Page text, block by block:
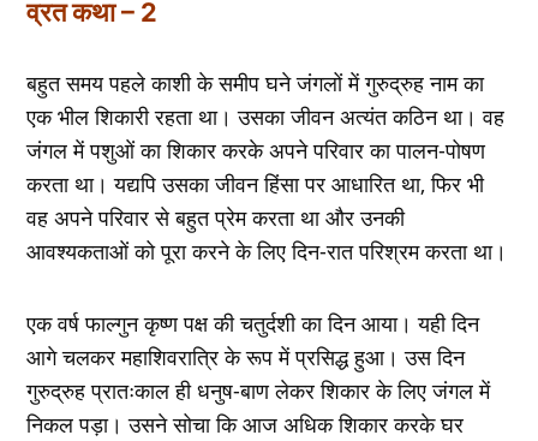
व्रत कथा – 2
बहुत समय पहले काशी के समीप घने जंगलों में गुरुद्रुह नाम का
एक भील शिकारी रहता था। उसका जीवन अत्यंत कठिन था। वह
जंगल में पशुओं का शिकार करके अपने परिवार का पालन-पोषण
करता था। यद्यपि उसका जीवन हिंसा पर आधारित था, फिर भी
वह अपने परिवार से बहुत प्रेम करता था और उनकी
आवश्यकताओं को पूरा करने के लिए दिन-रात परिश्रम करता था।
एक वर्ष फाल्गुन कृष्ण पक्ष की चतुर्दशी का दिन आया। यही दिन
आगे चलकर महाशिवरात्रि के रूप में प्रसिद्ध हुआ। उस दिन
गुरुद्रुह प्रातःकाल ही धनुष-बाण लेकर शिकार के लिए जंगल में
निकल पड़ा। उसने सोचा कि आज अधिक शिकार करके घर